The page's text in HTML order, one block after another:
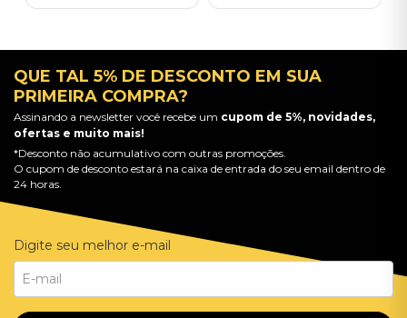
QUE TAL 5% DE DESCONTO EM SUA
PRIMEIRA COMPRA?
Assinando a newsletter você recebe um cupom de 5%, novidades,
ofertas e muito mais!
*Desconto não acumulativo com outras promoções.
O cupom de desconto estará na caixa de entrada do seu email dentro de
24 horas.
Digite seu melhor e-mail